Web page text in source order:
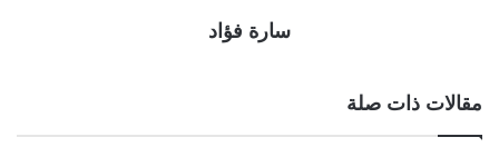
سارة فؤاد
مقالات ذات صلة